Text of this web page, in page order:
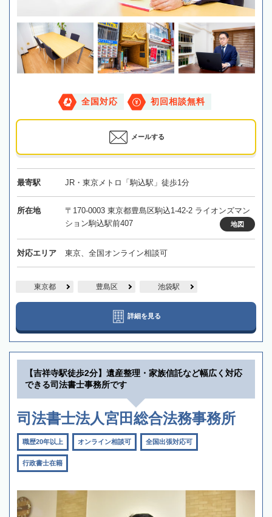
全国対応 初回相談無料
メールする
最寄駅 JR・東京メトロ「駒込駅」徒歩1分
所在地
〒170-0003 東京都豊島区駒込1-42-2 ライオンズマン
ション駒込駅前407
地図
対応エリア 東京、全国オンライン相談可
東京都 豊島区 池袋駅
詳細を見る
【吉祥寺駅徒歩2分】遺産整理・家族信託など幅広く対応
できる司法書士事務所です
司法書士法人宮田総合法務事務所
職歴20年以上 オンライン相談可 全国出張対応可
行政書士在籍